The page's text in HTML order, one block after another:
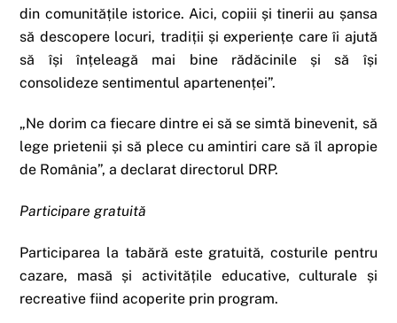
din comunitățile istorice. Aici, copiii și tinerii au șansa
să descopere locuri, tradiții și experiențe care îi ajută
să își înțeleagă mai bine rădăcinile și să își
consolideze sentimentul apartenenței”.
„Ne dorim ca fiecare dintre ei să se simtă binevenit, să
lege prietenii și să plece cu amintiri care să îl apropie
de România”, a declarat directorul DRP.
Participare gratuită
Participarea la tabără este gratuită, costurile pentru
cazare, masă și activitățile educative, culturale și
recreative fiind acoperite prin program.